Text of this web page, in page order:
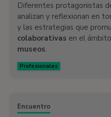
Diferentes protagonistas
analizan y reflexionan en
y las estrategias que
colaborativas en el
museos.
Profesionales
Encuentro